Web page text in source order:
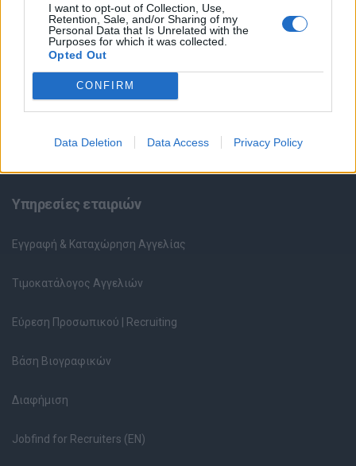
I want to opt-out of Collection, Use,
Retention, Sale, and/or Sharing of my
Personal Data that Is Unrelated with the
Purposes for which it was collected.
Opted Out
CONFIRM
Data Deletion Data Access Privacy Policy
HR corner
Περιγραφές Θέσεων Εργασίας
Υπηρεσίες εταιριών
Εγγραφή & Καταχώρηση Αγγελίας
Τιμοκατάλογος Αγγελιών
Εύρεση Προσωπικού | Recruiting
Βάση Βιογραφικών
Διαφήμιση
Jobfind for Recruiters (EN)